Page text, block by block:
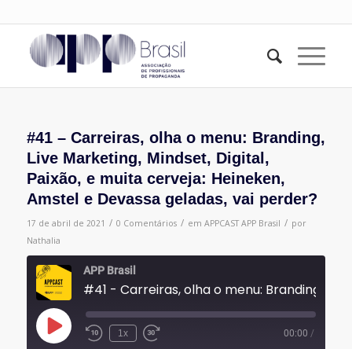
#41 – Carreiras, olha o menu: Branding,
Live Marketing, Mindset, Digital,
Paixão, e muita cerveja: Heineken,
Amstel e Devassa geladas, vai perder?
17 de abril de 2021 / 0 Comentários / em APPCAST APP Brasil / por
Nathalia
APP Brasil
Reproduzir
episódio
1x 00:00 /